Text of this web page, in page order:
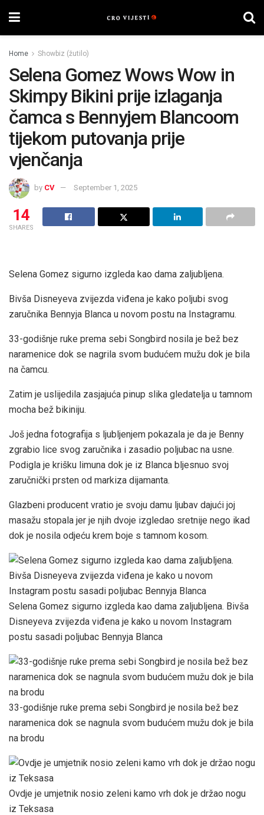
Home Showbiz (žutilo)
Selena Gomez Wows Wow in
Skimpy Bikini prije izlaganja
čamca s Bennyjem Blancoom
tijekom putovanja prije
vjenčanja
by CV September 1, 2025
14
SHARES
Selena Gomez sigurno izgleda kao dama zaljubljena.
Bivša Disneyeva zvijezda viđena je kako poljubi svog
zaručnika Bennyja Blanca u novom postu na Instagramu.
33-godišnje ruke prema sebi Songbird nosila je bež bez
naramenice dok se nagrila svom budućem mužu dok je bila
na čamcu.
Zatim je uslijedila zasjajuća pinup slika gledatelja u tamnom
mocha bež bikiniju.
Još jedna fotografija s ljubljenjem pokazala je da je Benny
zgrabio lice svog zaručnika i zasadio poljubac na usne.
Podigla je krišku limuna dok je iz Blanca bljesnuo svoj
zaručnički prsten od markiza dijamanta.
Glazbeni producent vratio je svoju damu ljubav dajući joj
masažu stopala jer je njih dvoje izgledao sretnije nego ikad
dok je nosila odjeću krem ​​boje s tamnom kosom.
Selena Gomez sigurno izgleda kao dama zaljubljena. Bivša
Disneyeva zvijezda viđena je kako u novom Instagram
postu sasadi poljubac Bennyja Blanca
33-godišnje ruke prema sebi Songbird je nosila bež bez
naramenica dok se nagnula svom budućem mužu dok je bila
na brodu
Ovdje je umjetnik nosio zeleni kamo vrh dok je držao nogu
iz Teksasa